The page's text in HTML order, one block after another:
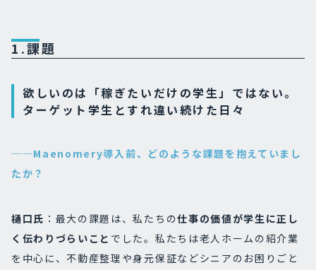
1.課題
欲しいのは「稼ぎたいだけの学生」ではない。
ターゲット学生とすれ違い続けた日々
──Maenomery導入前、どのような課題を抱えていまし
たか？
樋口氏 ：最大の課題は、私たちの仕事の価値が学生に正し
く伝わりづらいこと でした。私たちは老人ホームの紹介業
を中心に、不動産整理や身元保証などシニアのお困りごと